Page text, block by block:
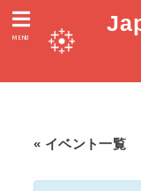
MENU
« イベント一覧